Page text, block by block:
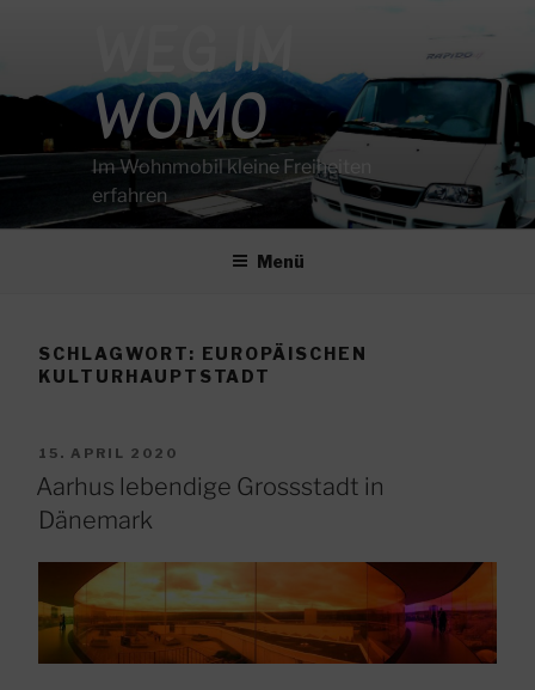
WEG IM
WOMO
Im Wohnmobil kleine Freiheiten
erfahren
Menü
SCHLAGWORT: EUROPÄISCHEN
KULTURHAUPTSTADT
VERÖFFENTLICHT
AM
15. APRIL 2020
Aarhus lebendige Grossstadt in
Dänemark